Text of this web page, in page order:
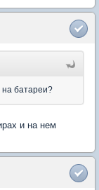
на батареи?
и на нем